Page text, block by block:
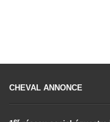
CHEVAL ANNONCE
er